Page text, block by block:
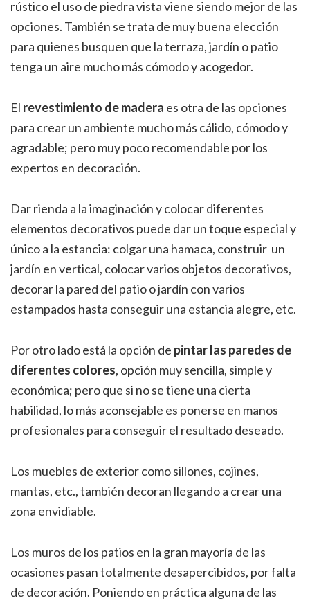
rústico el uso de piedra vista viene siendo mejor de las
opciones. También se trata de muy buena elección
para quienes busquen que la terraza, jardín o patio
tenga un aire mucho más cómodo y acogedor.
El revestimiento de madera es otra de las opciones
para crear un ambiente mucho más cálido, cómodo y
agradable; pero muy poco recomendable por los
expertos en decoración.
Dar rienda a la imaginación y colocar diferentes
elementos decorativos puede dar un toque especial y
único a la estancia: colgar una hamaca, construir un
jardín en vertical, colocar varios objetos decorativos,
decorar la pared del patio o jardín con varios
estampados hasta conseguir una estancia alegre, etc.
Por otro lado está la opción de pintar las paredes de
diferentes colores, opción muy sencilla, simple y
económica; pero que si no se tiene una cierta
habilidad, lo más aconsejable es ponerse en manos
profesionales para conseguir el resultado deseado.
Los muebles de exterior como sillones, cojines,
mantas, etc., también decoran llegando a crear una
zona envidiable.
Los muros de los patios en la gran mayoría de las
ocasiones pasan totalmente desapercibidos, por falta
de decoración. Poniendo en práctica alguna de las